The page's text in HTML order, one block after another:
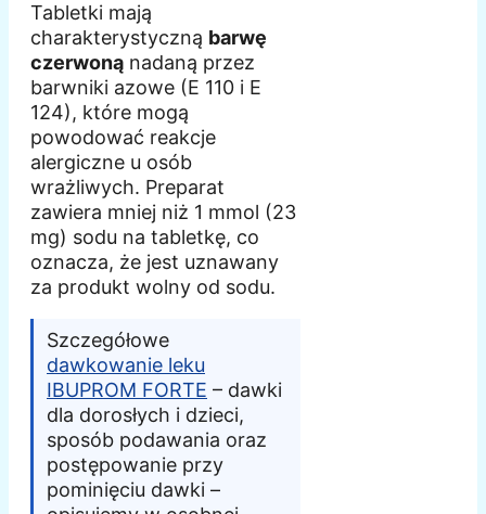
Tabletki mają
charakterystyczną barwę
czerwoną nadaną przez
barwniki azowe (E 110 i E
124), które mogą
powodować reakcje
alergiczne u osób
wrażliwych. Preparat
zawiera mniej niż 1 mmol (23
mg) sodu na tabletkę, co
oznacza, że jest uznawany
za produkt wolny od sodu.
Szczegółowe
dawkowanie leku
IBUPROM FORTE – dawki
dla dorosłych i dzieci,
sposób podawania oraz
postępowanie przy
pominięciu dawki –